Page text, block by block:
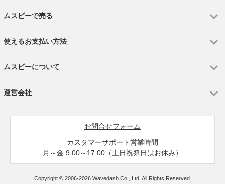
ムスビーで売る
使えるお支払い方法
ムスビーについて
運営会社
お問合せフォーム
カスタマーサポート営業時間
月～金 9:00～17:00（土日祝祭日はお休み）
Copyright © 2006-2026 Wavedash Co., Ltd. All Rights Reserved.